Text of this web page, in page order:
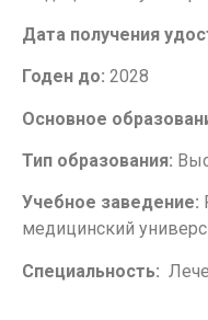
Дата получения
Годен до: 2028
Основное
Тип образования:
Учебное заведение:
медицинский
Специальность: